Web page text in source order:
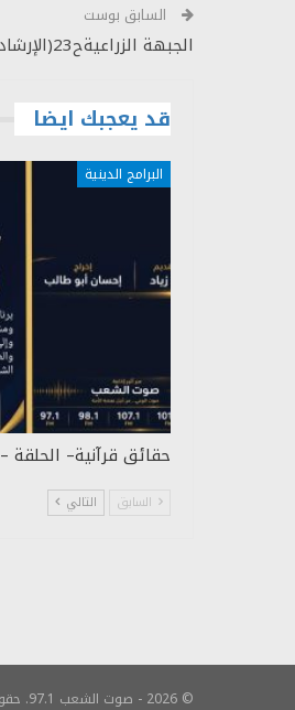
السابق بوست
الجبهة الزراعيةح23(الإرشاد الزراعي)
قد يعجبك ايضا
البرامج الدينية
حقائق قرآنية– الحلقة – 49
السابق التالي
© 2026 - صوت الشعب 97.1. حقوق النسخ محفوظة.